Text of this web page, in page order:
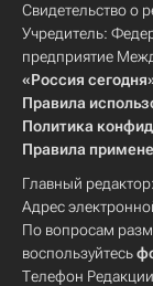
Свидетельство о
Учредитель:
предприятие
«Россия
Правила
Политика
Правила
Главный редактор:
Адрес
По вопросам
воспользуйтесь
Телефон